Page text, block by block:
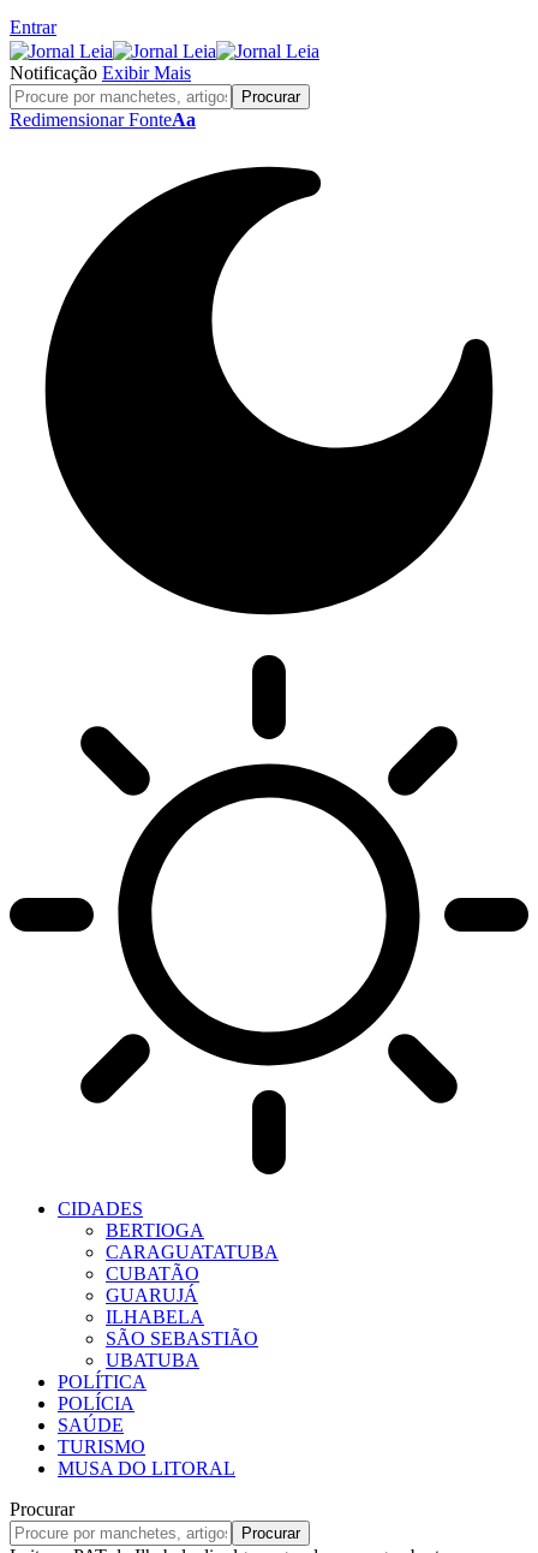
Entrar
Notificação Exibir Mais
Redimensionar FonteAa
CIDADES
BERTIOGA
CARAGUATATUBA
CUBATÃO
GUARUJÁ
ILHABELA
SÃO SEBASTIÃO
UBATUBA
POLÍTICA
POLÍCIA
SAÚDE
TURISMO
MUSA DO LITORAL
Procurar